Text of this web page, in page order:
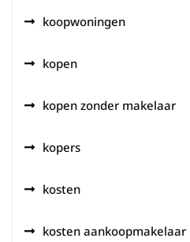
koopwoningen
kopen
kopen zonder makelaar
kopers
kosten
kosten aankoopmakelaar